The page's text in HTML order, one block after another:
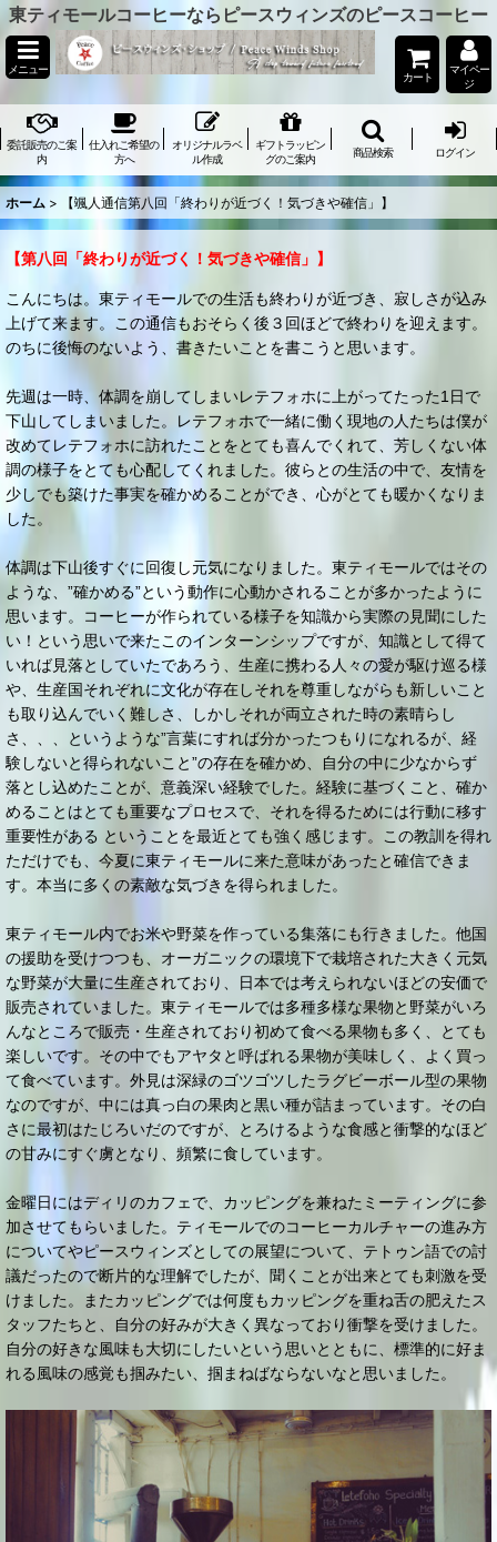
東ティモールコーヒーならピースウィンズのピースコーヒー
メニュー
カート
マイペー
ジ
委託販売のご案
内
仕入れご希望の
方へ
オリジナルラベ
ル作成
ギフトラッピン
グのご案内
商品検索 ログイン
ホーム > 【颯人通信第八回「終わりが近づく！気づきや確信」】
【第八回「終わりが近づく！気づきや確信」】
こんにちは。東ティモールでの生活も終わりが近づき、寂しさが込み
上げて来ます。この通信もおそらく後３回ほどで終わりを迎えます。
のちに後悔のないよう、書きたいことを書こうと思います。
先週は一時、体調を崩してしまいレテフォホに上がってたった1日で
下山してしまいました。レテフォホで一緒に働く現地の人たちは僕が
改めてレテフォホに訪れたことをとても喜んでくれて、芳しくない体
調の様子をとても心配してくれました。彼らとの生活の中で、友情を
少しでも築けた事実を確かめることができ、心がとても暖かくなりま
した。
体調は下山後すぐに回復し元気になりました。東ティモールではその
ような、”確かめる”という動作に心動かされることが多かったように
思います。コーヒーが作られている様子を知識から実際の見聞にした
い！という思いで来たこのインターンシップですが、知識として得て
いれば見落としていたであろう、生産に携わる人々の愛が駆け巡る様
や、生産国それぞれに文化が存在しそれを尊重しながらも新しいこと
も取り込んでいく難しさ、しかしそれが両立された時の素晴らし
さ、、、というような”言葉にすれば分かったつもりになれるが、経
験しないと得られないこと”の存在を確かめ、自分の中に少なからず
落とし込めたことが、意義深い経験でした。経験に基づくこと、確か
めることはとても重要なプロセスで、それを得るためには行動に移す
重要性がある ということを最近とても強く感じます。この教訓を得れ
ただけでも、今夏に東ティモールに来た意味があったと確信できま
す。本当に多くの素敵な気づきを得られました。
東ティモール内でお米や野菜を作っている集落にも行きました。他国
の援助を受けつつも、オーガニックの環境下で栽培された大きく元気
な野菜が大量に生産されており、日本では考えられないほどの安価で
販売されていました。東ティモールでは多種多様な果物と野菜がいろ
んなところで販売・生産されており初めて食べる果物も多く、とても
楽しいです。その中でもアヤタと呼ばれる果物が美味しく、よく買っ
て食べています。外見は深緑のゴツゴツしたラグビーボール型の果物
なのですが、中には真っ白の果肉と黒い種が詰まっています。その白
さに最初はたじろいだのですが、とろけるような食感と衝撃的なほど
の甘みにすぐ虜となり、頻繁に食しています。
金曜日にはディリのカフェで、カッピングを兼ねたミーティングに参
加させてもらいました。ティモールでのコーヒーカルチャーの進み方
についてやピースウィンズとしての展望について、テトゥン語での討
議だったので断片的な理解でしたが、聞くことが出来とても刺激を受
けました。またカッピングでは何度もカッピングを重ね舌の肥えたス
タッフたちと、自分の好みが大きく異なっており衝撃を受けました。
自分の好きな風味も大切にしたいという思いとともに、標準的に好ま
れる風味の感覚も掴みたい、掴まねばならないなと思いました。